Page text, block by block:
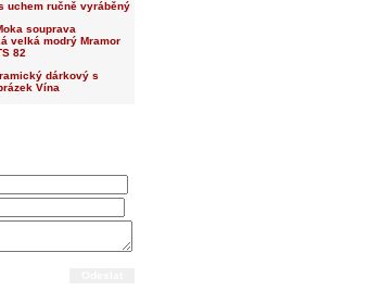
uchem ručně vyráběný
souprava
velká modrý Mramor
82
dárkový s
Vína